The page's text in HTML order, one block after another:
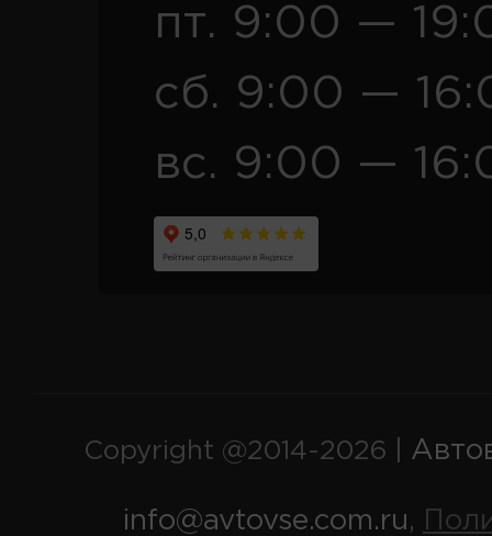
пт. 9:00 —
сб. 9:00 —
вс. 9:00 —
Copyright @2014-2026 |
info@avtovse.com.ru,